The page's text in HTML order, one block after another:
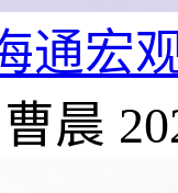
通宏
曹晨